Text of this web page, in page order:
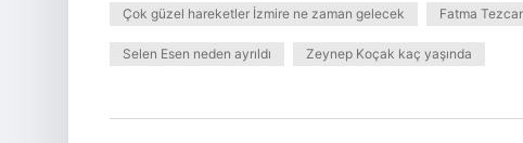
Çok güzel hareketler İzmire ne zaman gelecek Fatma Tezcan
Selen Esen neden ayrıldı Zeynep Koçak kaç yaşında